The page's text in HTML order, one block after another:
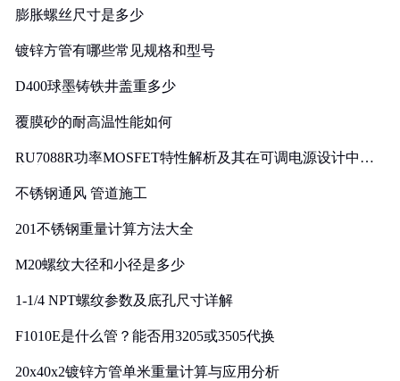
膨胀螺丝尺寸是多少
镀锌方管有哪些常见规格和型号
D400球墨铸铁井盖重多少
覆膜砂的耐高温性能如何
RU7088R功率MOSFET特性解析及其在可调电源设计中的
不锈钢通风 管道施工
201不锈钢重量计算方法大全
M20螺纹大径和小径是多少
1-1/4 NPT螺纹参数及底孔尺寸详解
F1010E是什么管？能否用3205或3505代换
20x40x2镀锌方管单米重量计算与应用分析